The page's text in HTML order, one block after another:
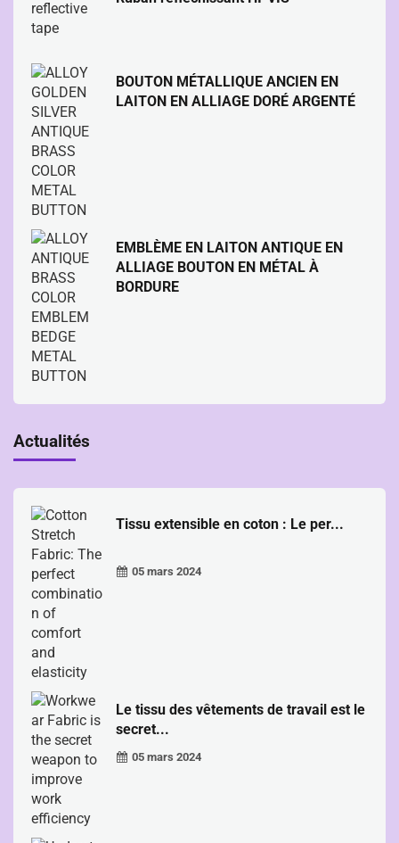
BOUTON MÉTALLIQUE ANCIEN EN
LAITON EN ALLIAGE DORÉ ARGENTÉ
EMBLÈME EN LAITON ANTIQUE EN
ALLIAGE BOUTON EN MÉTAL À
BORDURE
Actualités
Tissu extensible en coton : Le per...
05 mars 2024
Le tissu des vêtements de travail est le
secret...
05 mars 2024